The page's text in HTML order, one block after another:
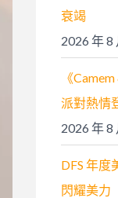
衰竭
2026 年 8
《
派對熱情
2026 年 8
DFS 年度
閃耀美力